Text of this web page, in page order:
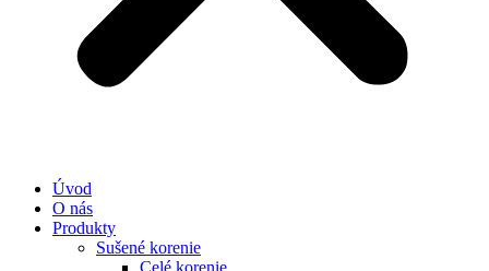
Úvod
O nás
Produkty
Sušené korenie
Celé korenie